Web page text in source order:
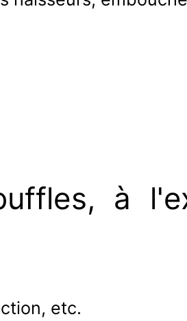
à
etc.